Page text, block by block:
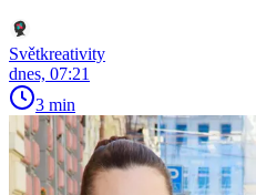
Světkreativity
dnes, 07:21
3 min